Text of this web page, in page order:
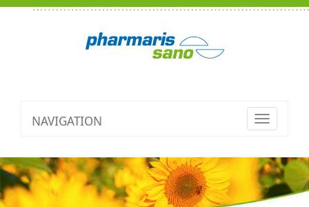
NAVIGATION
Toggle